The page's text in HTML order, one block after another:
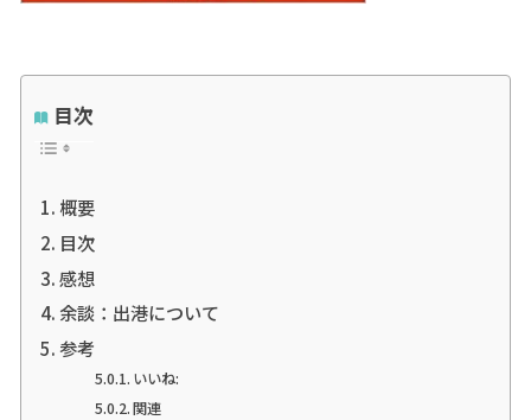
目次
概要
目次
感想
余談：出港について
参考
いいね:
関連